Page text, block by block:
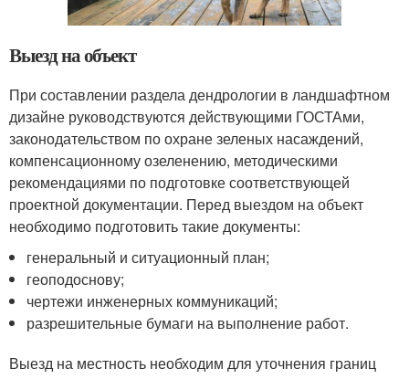
Выезд на объект
При составлении раздела дендрологии в ландшафтном
дизайне руководствуются действующими ГОСТАми,
законодательством по охране зеленых насаждений,
компенсационному озеленению, методическими
рекомендациями по подготовке соответствующей
проектной документации. Перед выездом на объект
необходимо подготовить такие документы:
генеральный и ситуационный план;
геоподоснову;
чертежи инженерных коммуникаций;
разрешительные бумаги на выполнение работ.
Выезд на местность необходим для уточнения границ